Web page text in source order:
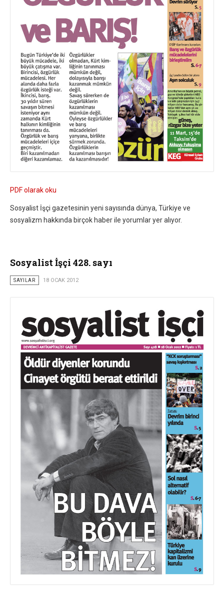
PDF olarak oku
Sosyalist İşçi gazetesinin yeni sayısında dünya, Türkiye ve
sosyalizm hakkında birçok haber ile yorumlar yer alıyor.
Sosyalist İşçi 428. sayı
SAYILAR 18 OCAK 2012